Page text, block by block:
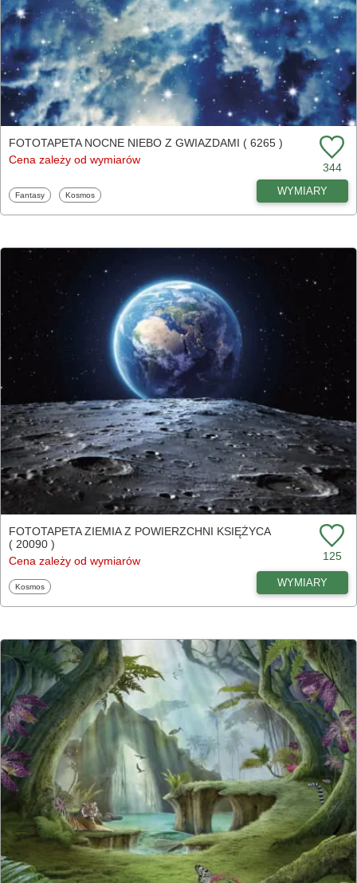
FOTOTAPETA NOCNE NIEBO Z GWIAZDAMI ( 6265 )
Cena zależy od wymiarów
344
Fototapety
Fantasy Fototapety
Kosmos WYMIARY
FOTOTAPETA ZIEMIA Z POWIERZCHNI KSIĘŻYCA
( 20090 )
Cena zależy od wymiarów
125
Fototapety
Kosmos WYMIARY